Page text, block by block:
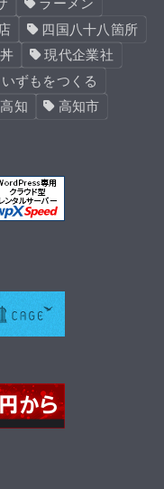
ラーメン
四国八十八箇所
現代企業社
ずもをつくる
高知 高知市